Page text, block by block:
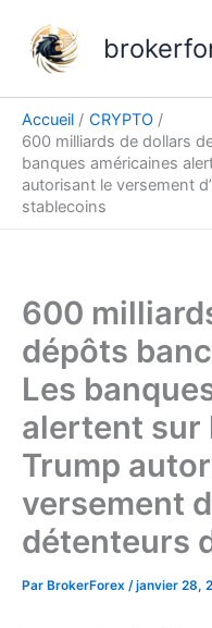
contenu
Accueil
CRYPTO
600 milliards de dollars
banques américaines
autorisant le versement
stablecoins
600
dépôts
Les
alertent sur
Trump
versement
détenteurs
Par BrokerForex /janvier 28,